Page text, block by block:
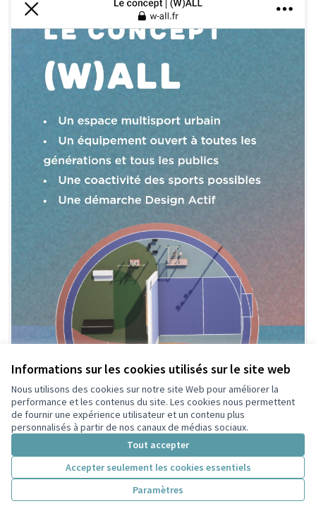
Informations sur les cookies utilisés sur le site web
Nous utilisons des cookies sur notre site Web pour améliorer la
performance et les contenus du site. Les cookies nous permettent
de fournir une expérience utilisateur et un contenu plus
personnalisés à partir de nos canaux de médias sociaux.
Tout accepter
Accepter seulement les cookies essentiels
Paramètres